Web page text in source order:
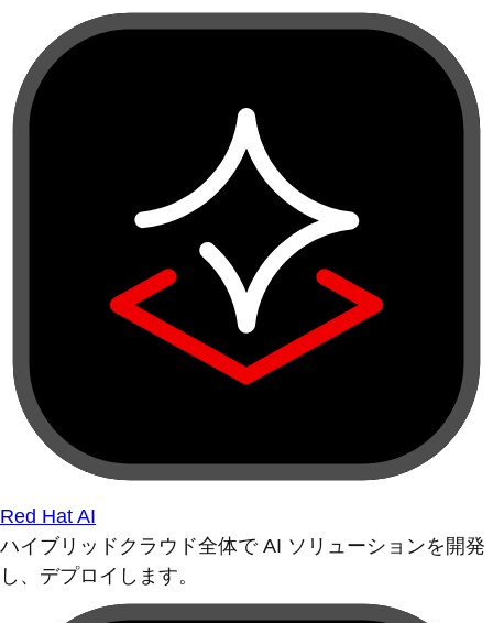
Red Hat AI
ハイブリッドクラウド全体で AI ソリューションを開発
し、デプロイします。